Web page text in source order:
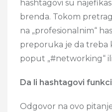
hashtagovi su
brenda. Tokom
na „profesionalnim“
preporuka je da treba
poput „#networking“
Da li hashtagovi
Odgovor na ovo